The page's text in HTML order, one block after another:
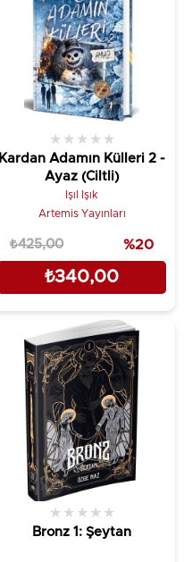
Kardan Adamın Külleri 2 -
Ayaz (Ciltli)
★ ★ ★ ★ ★
Işıl Işık
Artemis Yayınları
₺340,00
₺425,00 %20
Bronz 1: Şeytan
★ ★ ★ ★ ★